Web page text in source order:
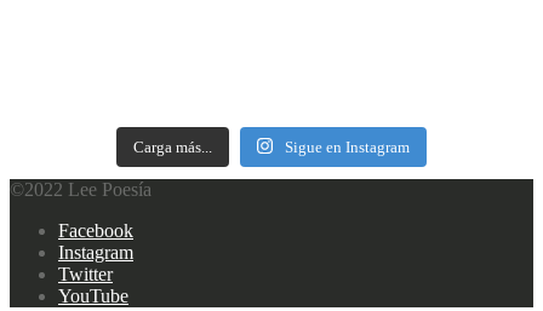
Carga más... Sigue en Instagram
©2022 Lee Poesía
Footer
navigation
Facebook
Instagram
Twitter
YouTube